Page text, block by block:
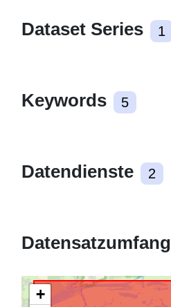
Dataset Series 1
Keywords 5
Datendienste 2
Datensatzumfang
+